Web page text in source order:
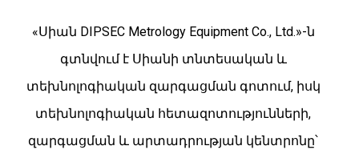
«Սիան DIPSEC Metrology Equipment Co., Ltd.»-ն
գտնվում է Սիանի տնտեսական և
տեխնոլոգիական զարգացման գոտում, իսկ
տեխնոլոգիական հետազոտությունների,
զարգացման և արտադրության կենտրոնը՝